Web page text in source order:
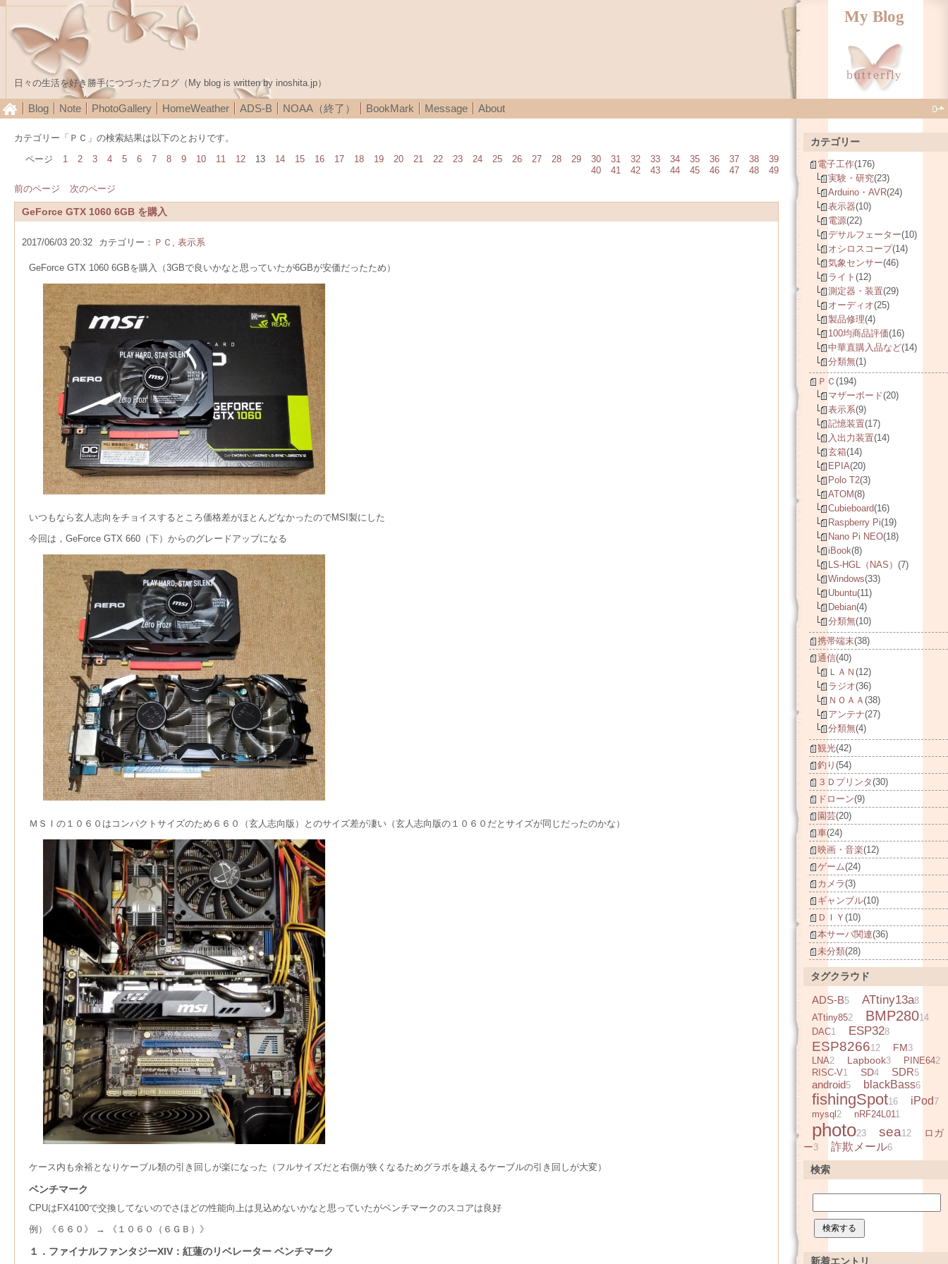
My Blog
日々の生活を好き勝手につづったブログ（My blog is written by inoshita.jp）
Blog Note PhotoGallery HomeWeather ADS-B NOAA（終了） BookMark Message About
カテゴリー「ＰＣ」の検索結果は以下のとおりです。
ページ
1 2 3 4 5 6 7 8 9 10 11 12 13 14 15 16 17 18 19 20 21 22 23 24 25 26 27 28 29 30 31 32 33 34 35 36 37 38
39
40
41 42 43 44 45 46 47 48
49
前のページ
次のページ
GeForce GTX 1060 6GB を購入
2017/06/03 20:32 カテゴリー： ＰＣ , 表示系
GeForce GTX 1060 6GBを購入（3GBで良いかなと思っていたが6GBが安価だったため）
いつもなら玄人志向をチョイスするところ価格差がほとんどなかったのでMSI製にした
今回は，GeForce GTX 660（下）からのグレードアップになる
ＭＳＩの１０６０はコンパクトサイズのため６６０（玄人志向版）とのサイズ差が凄い（玄人志向版の１０６０だとサイズが同じだったのかな）
ケース内も余裕となりケーブル類の引き回しが楽になった（フルサイズだと右側が狭くなるためグラボを越えるケーブルの引き回しが大変）
ベンチマーク
CPUはFX4100で交換してないのでさほどの性能向上は見込めないかなと思っていたがベンチマークのスコアは良好
例）《６６０》 → 《１０６０（６ＧＢ）》
１．ファイナルファンタジーXIV：紅蓮のリベレーター ベンチマーク
カテゴリー
電子工作(176)
実験・研究(23)
Arduino・AVR(24)
表示器(10)
電源(22)
デサルフェーター(10)
オシロスコープ(14)
気象センサー(46)
ライト (12)
測定器・装置(29)
オーディオ(25)
製品修理(4)
100均商品評価(16)
中華直購入品など(14)
分類無(1)
ＰＣ (194)
マザーボード(20)
表示系(9)
記憶装置(17)
入出力装置(14)
玄箱(14)
EPIA(20)
Polo T2(3)
ATOM(8)
Cubieboard(16)
Raspberry Pi(19)
Nano Pi NEO(18)
iBook(8)
LS-HGL（NAS） (7)
Windows(33)
Ubuntu(11)
Debian(4)
分類無(10)
携帯端末(38)
通信(40)
ＬＡＮ (12)
ラジオ(36)
ＮＯＡＡ (38)
アンテナ(27)
分類無(4)
観光(42)
釣り (54)
３Ｄプリンタ(30)
ドローン(9)
園芸(20)
車(24)
映画・音楽(12)
ゲーム(24)
カメラ(3)
ギャンブル(10)
ＤＩＹ (10)
本サーバ関連(36)
未分類(28)
タグクラウド
ADS-B5 ATtiny13a8
ATtiny852 BMP28014
DAC1 ESP328
ESP826612 FM3
LNA2 Lapbook3 PINE642
RISC-V1 SD4 SDR5
android5 blackBass6
fishingSpot16 iPod7
mysql 2 nRF24L011
photo23 sea12
ロガ
ー3 詐欺メール6
検索
新着エントリ